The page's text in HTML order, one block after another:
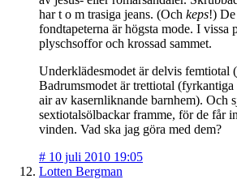
har t o m trasiga jeans. (Och keps!) De
fondtapeterna är högsta mode. I vissa
plyschsoffor och krossad sammet.
Underklädesmodet är delvis femtiotal
Badrumsmodet är trettiotal (fyrkantiga
air av kasernliknande barnhem). Och
sextiotalsölbackar framme, för de får
vinden. Vad ska jag göra med dem?
# 10 juli 2010 19:05
Lotten Bergman